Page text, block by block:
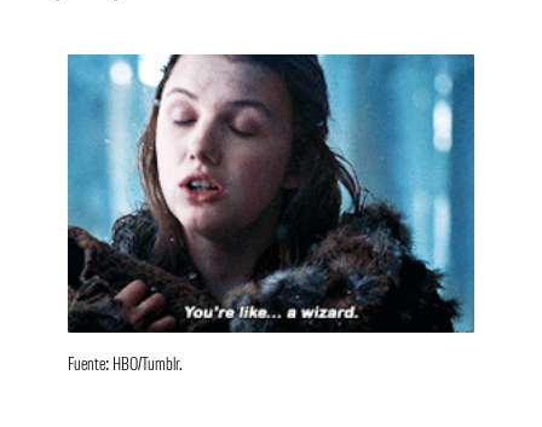
Fuente: HBO/Tumblr.